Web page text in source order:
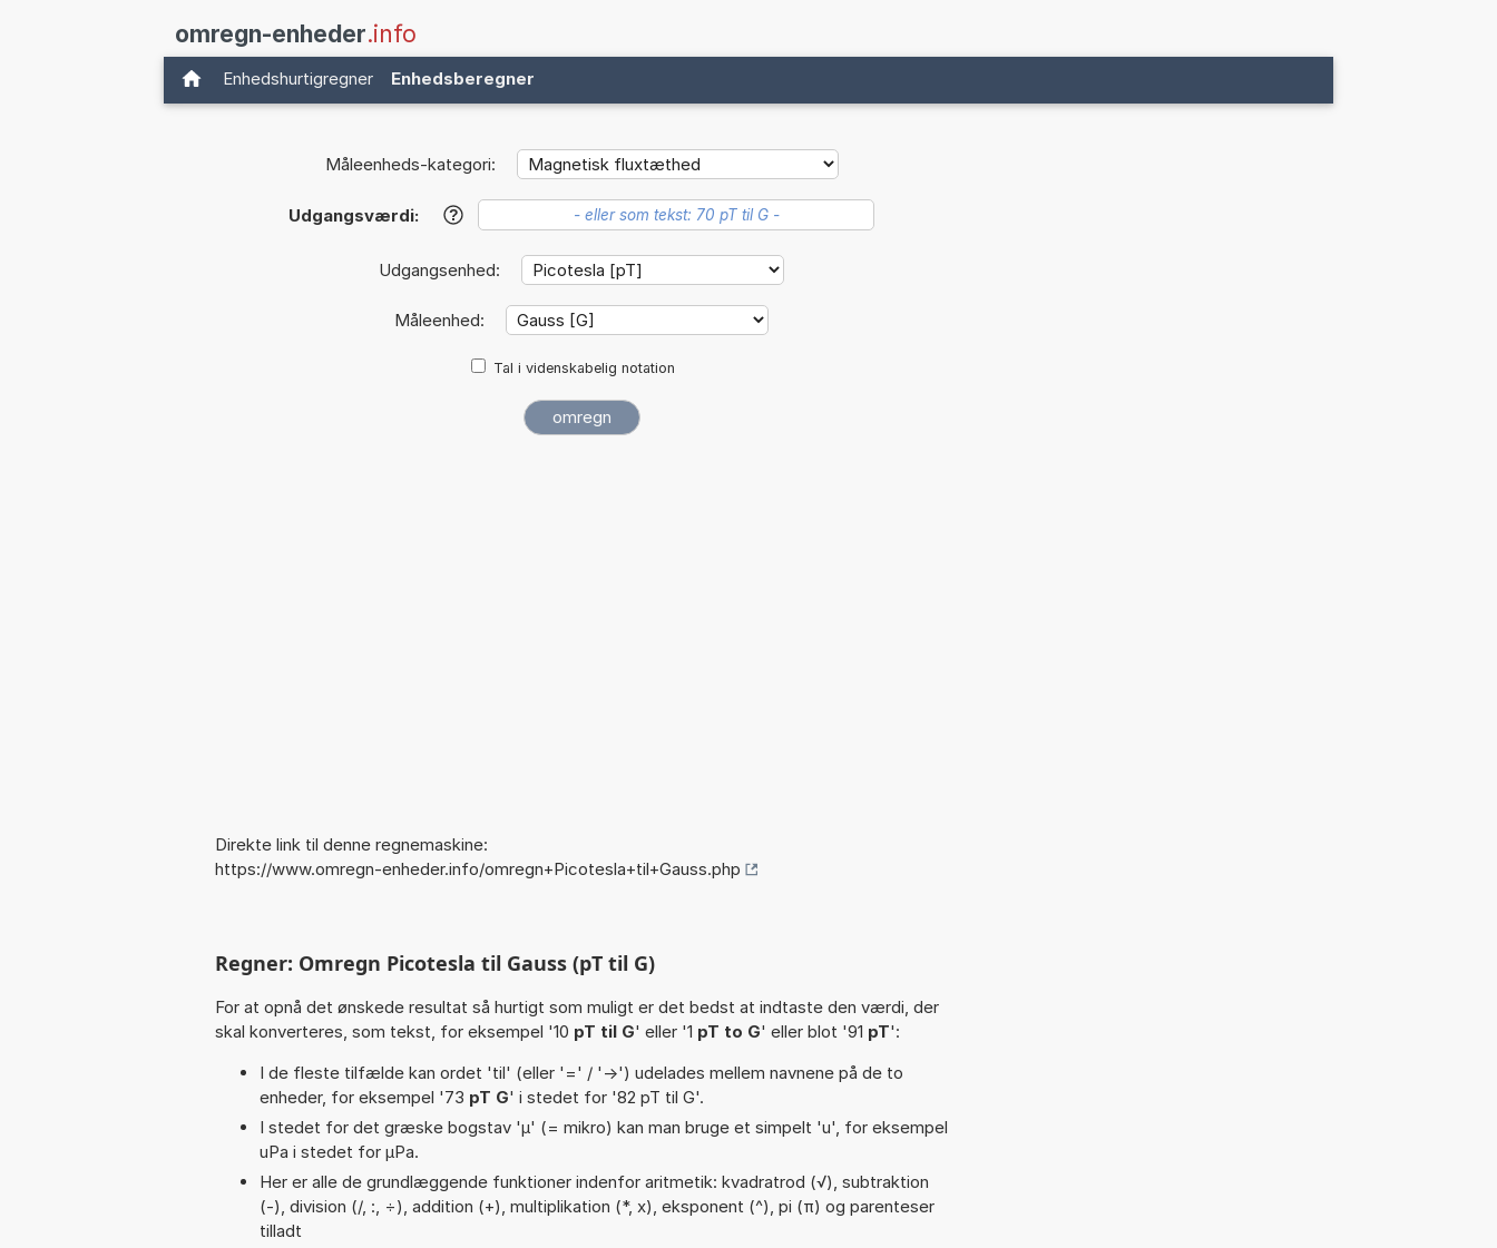
omregn-enheder.info
Enhedshurtigregner Enhedsberegner
Måleenheds-kategori:
Udgangsværdi: ?
Udgangsenhed:
Måleenhed:
Tal i videnskabelig notation
Direkte link til denne regnemaskine:
https://www.omregn-enheder.info/omregn+Picotesla+til+Gauss.php
Regner: Omregn Picotesla til Gauss (pT til G)
For at opnå det ønskede resultat så hurtigt som muligt er det bedst at indtaste den værdi, der
skal konverteres, som tekst, for eksempel '10 pT til G' eller '1 pT to G' eller blot '91 pT':
I de fleste tilfælde kan ordet 'til' (eller '=' / '->') udelades mellem navnene på de to
enheder, for eksempel '73 pT G' i stedet for '82 pT til G'.
I stedet for det græske bogstav 'µ' (= mikro) kan man bruge et simpelt 'u', for eksempel
uPa i stedet for µPa.
Her er alle de grundlæggende funktioner indenfor aritmetik: kvadratrod (√), subtraktion
(-), division (/, :, ÷), addition (+), multiplikation (*, x), eksponent (^), pi (π) og parenteser
tilladt